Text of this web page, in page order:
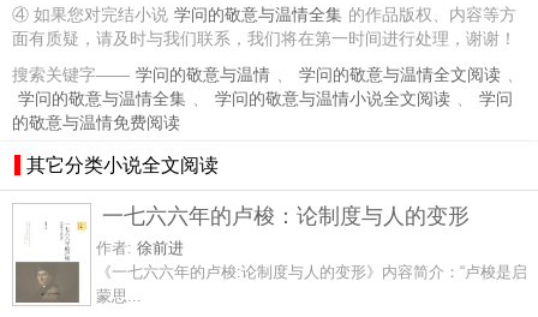
④ 如果您对完结小说 学问的敬意与温情全集 的作品版权、内容等方
面有质疑，请及时与我们联系，我们将在第一时间进行处理，谢谢！
搜索关键字—— 学问的敬意与温情 、 学问的敬意与温情全文阅读 、
学问的敬意与温情全集 、 学问的敬意与温情小说全文阅读 、
学问
的敬意与温情免费阅读
其它分类小说全文阅读
一七六六年的卢梭：论制度与人的变形
作者: 徐前进
《一七六六年的卢梭:论制度与人的变形》内容简介：“卢梭是启
蒙思...